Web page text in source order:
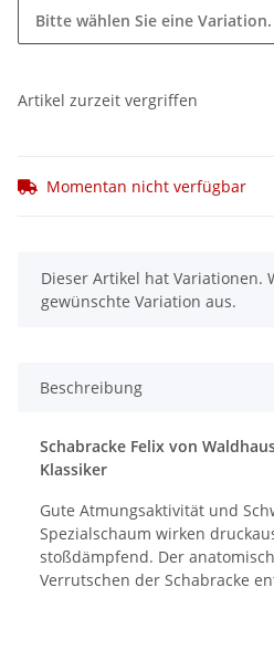
Bitte wählen Sie eine Variation.
Artikel zurzeit vergriffen
Momentan nicht verfügbar
x
Dieser Artikel hat Variationen.
gewünschte Variation aus.
Beschreibung
Schabracke Felix von
Klassiker
Gute Atmungsaktivität und
Spezialschaum wirken
stoßdämpfend. Der
Verrutschen der Schabracke